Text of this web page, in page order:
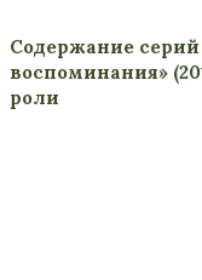
Содержание
воспоминания»
роли